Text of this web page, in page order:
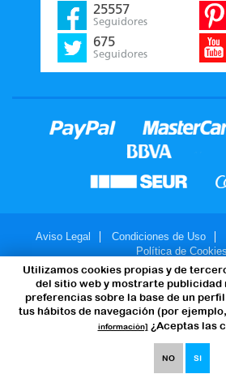
Utilizamos cookies propias y de
del sitio web y mostrarte publicidad
preferencias sobre la base de un
tus hábitos de navegación (por
información] ¿Aceptas las
NO SI
25557
Seguidores
675
Seguidores
Aviso Legal Condiciones de Uso
Política de Cookies
© 2007-2026 -